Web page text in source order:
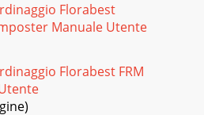
Florabest
Manuale Utente
Florabest FRM